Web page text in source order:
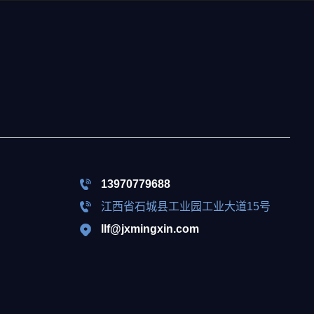
13970779688
江西省石城县工业园工业大道15号
llf@jxmingxin.com